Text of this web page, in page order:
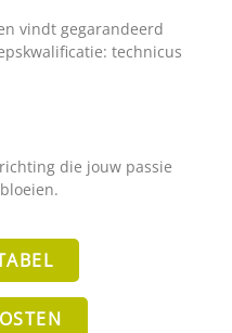
vindt gegarandeerd
technicus
die jouw passie